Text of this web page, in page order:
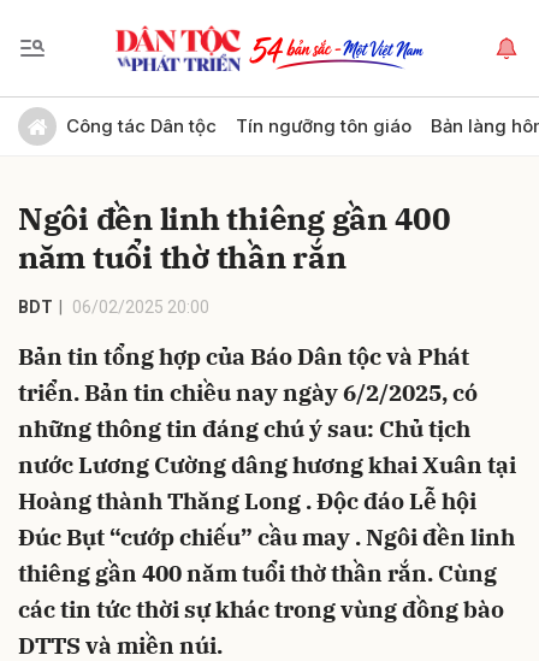
Công tác Dân tộc Tín ngưỡng tôn giáo Bản làng
Ngôi đền linh thiêng gần 400
năm tuổi thờ thần rắn
BDT 06/02/2025 20:00
Bản tin tổng hợp của Báo Dân tộc và Phát
triển. Bản tin chiều nay ngày 6/2/2025, có
những thông tin đáng chú ý sau: Chủ tịch
nước Lương Cường dâng hương khai Xuân tại
Hoàng thành Thăng Long . Độc đáo Lễ hội
Đúc Bụt “cướp chiếu” cầu may . Ngôi đền linh
thiêng gần 400 năm tuổi thờ thần rắn. Cùng
các tin tức thời sự khác trong vùng đồng bào
DTTS và miền núi.
Gửi bình luận
Hủy Gửi